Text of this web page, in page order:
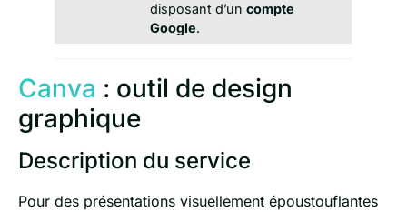
disposant d’uncompte
Google.
Canva : outil de design
graphique
Description du service
Pour des présentations visuellement époustouflantes